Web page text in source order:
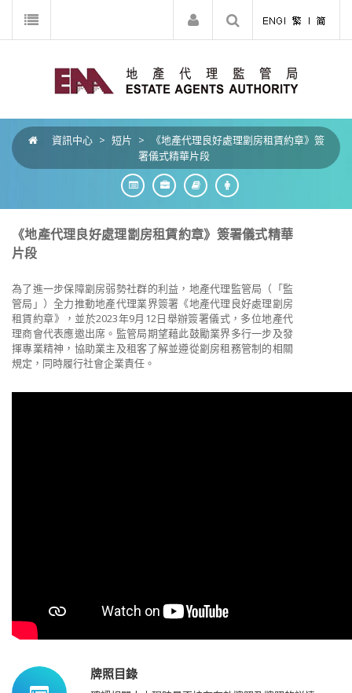
資訊中心 > 短片 >
《地產代理良好處理劏房租賃約章》簽
署儀式精華片段
《地產代理良好處理劏房租賃約章》簽署儀式精華
片段
為了進一步保障劏房弱勢社群的利益，地產代理監管局（「監
管局」）全力推動地產代理業界簽署《地產代理良好處理劏房
租賃約章》，並於2023年9月 12日舉辦簽署儀式，多位地產代
理商會代表應邀出席。監管局期望藉此鼓勵業界多行一步及發
揮專業精神，協助業主及租客了解並遵從劏房租務管制的相關
規定 ，同時履行社會企業責任。
牌照目錄